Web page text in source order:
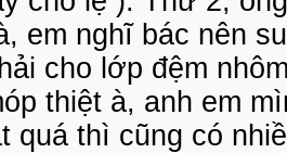
em nghĩ bác nên
cho lớp đệm
thiệt à, anh em
quá thì cũng có